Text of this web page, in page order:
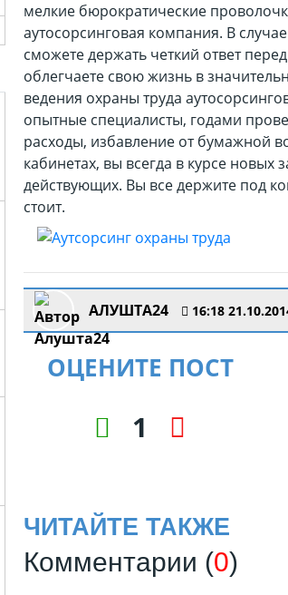
мелкие бюрократические
аутосорсинговая компания. В
сможете держать четкий ответ
облегчаете свою жизнь в
ведения охраны труда
опытные специалисты, годами
расходы, избавление от бумажной
кабинетах, вы всегда в курсе
действующих. Вы все держите под
стоит.
АЛУШТА24 16:18
ОЦЕНИТЕ ПОСТ
1
ЧИТАЙТЕ ТАКЖЕ
Комментарии (0)